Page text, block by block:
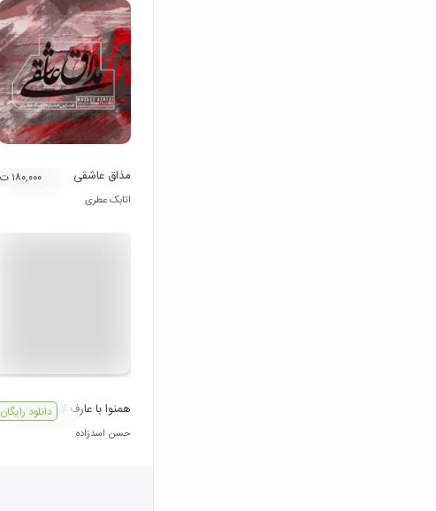
مذاق عاشقی
اتابک عطری
۱۸۰,۰۰۰ ت
همنوا با عارف قزوينی
حسن اسدزاده
دانلود رایگان